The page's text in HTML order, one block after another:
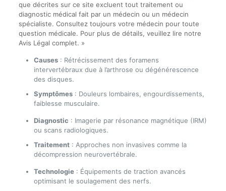
que décrites sur ce site excluent tout traitement ou
diagnostic médical fait par un médecin ou un médecin
spécialiste. Consultez toujours votre médecin pour toute
question médicale. Pour plus de détails, veuillez lire notre
Avis Légal complet. »
Causes: Rétrécissement des foramens
intervertébraux due à l’arthrose ou dégénérescence
des disques.
Symptômes: Douleurs lombaires, engourdissements,
faiblesse musculaire.
Diagnostic : Imagerie par résonance magnétique (IRM)
ou scans radiologiques.
Traitement: Approches non invasives comme la
décompression neurovertébrale.
Technologie: Équipements de traction avancés
optimisant le soulagement des nerfs.